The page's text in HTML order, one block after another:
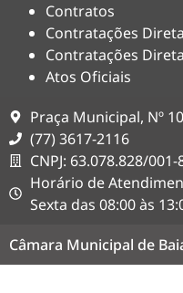
Contratos
Contratações
Contratações
Atos Oficiais
Praça Municipal, Nº
(77) 3617-2116
CNPJ: 63.078.828/001-
Horário de
Sexta das 08:00 às
Câmara Municipal de